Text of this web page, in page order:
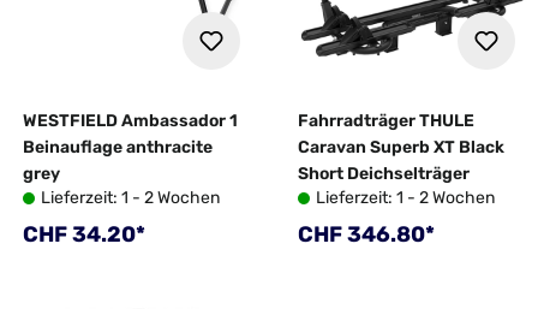
WESTFIELD Ambassador 1
Beinauflage anthracite
grey
Lieferzeit: 1 - 2 Wochen
Regulärer Preis:
CHF 34.20*
Fahrradträger THULE
Caravan Superb XT Black
Short Deichselträger
Lieferzeit: 1 - 2 Wochen
Regulärer Preis:
CHF 346.80*